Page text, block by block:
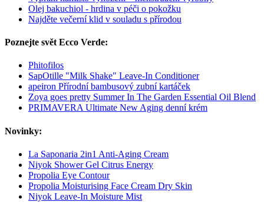
Olej bakuchiol - hrdina v péči o pokožku
Najděte večerní klid v souladu s přírodou
Poznejte svět Ecco Verde:
Phitofilos
SapOtille "Milk Shake" Leave-In Conditioner
apeiron Přírodní bambusový zubní kartáček
Zoya goes pretty Summer In The Garden Essential Oil Blend
PRIMAVERA Ultimate New Aging denní krém
Novinky:
La Saponaria 2in1 Anti-Aging Cream
Niyok Shower Gel Citrus Energy
Propolia Eye Contour
Propolia Moisturising Face Cream Dry Skin
Niyok Leave-In Moisture Mist